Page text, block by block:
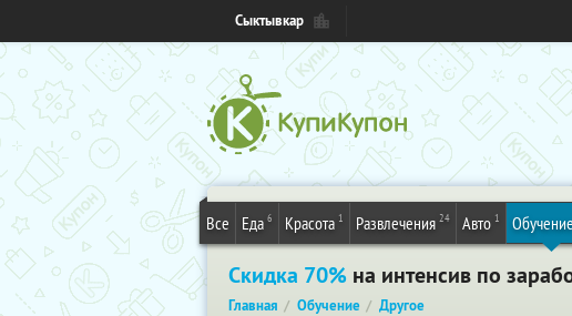
Сыктывкар
Все Еда 6 Красота 1 Развлечения 24 Авто 1 Обучение
Скидка 70% на интенсив по
Главная Обучение Другое